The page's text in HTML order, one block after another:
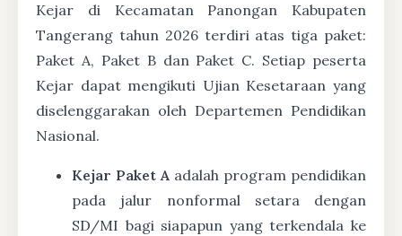
Kejar di Kecamatan Panongan Kabupaten
Tangerang tahun 2026 terdiri atas tiga paket:
Paket A, Paket B dan Paket C. Setiap peserta
Kejar dapat mengikuti Ujian Kesetaraan yang
diselenggarakan oleh Departemen Pendidikan
Nasional.
Kejar Paket A adalah program pendidikan
pada jalur nonformal setara dengan
SD/MI bagi siapapun yang terkendala ke